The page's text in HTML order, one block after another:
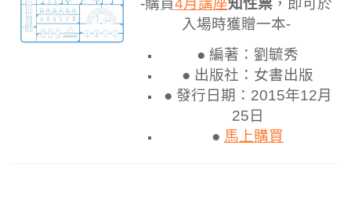
-購買4月講座知性票，即可於
入場時獲贈一本-
● 編著：劉毓秀
● 出版社：女書出版
● 發行日期：2015年12月
25日
● 馬上購買